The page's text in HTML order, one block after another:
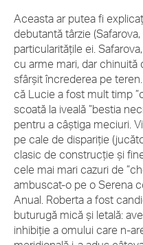
Aceasta ar putea fi
debutantă târzie
particularitățile ei.
cu arme mari, dar
sfârșit încrederea pe
că Lucie a fost mult timp
scoată la iveală ”bestia
pentru a câștiga meciuri.
pe cale de dispariție
clasic de construcție și
cele mai mari cazuri de
ambuscat-o pe o Serena
Anual. Roberta a fost
buturugă mică și letală:
inhibiție a omului care n-